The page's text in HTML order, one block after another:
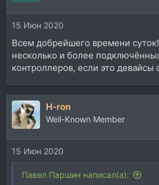
м
ы
л
15 Июн 2020
Всем добрейшего времени
несколько и более
контроллеров, если это девайсы
H-ron
Well-Known Member
15 Июн 2020
Павел Паршин написал(а):